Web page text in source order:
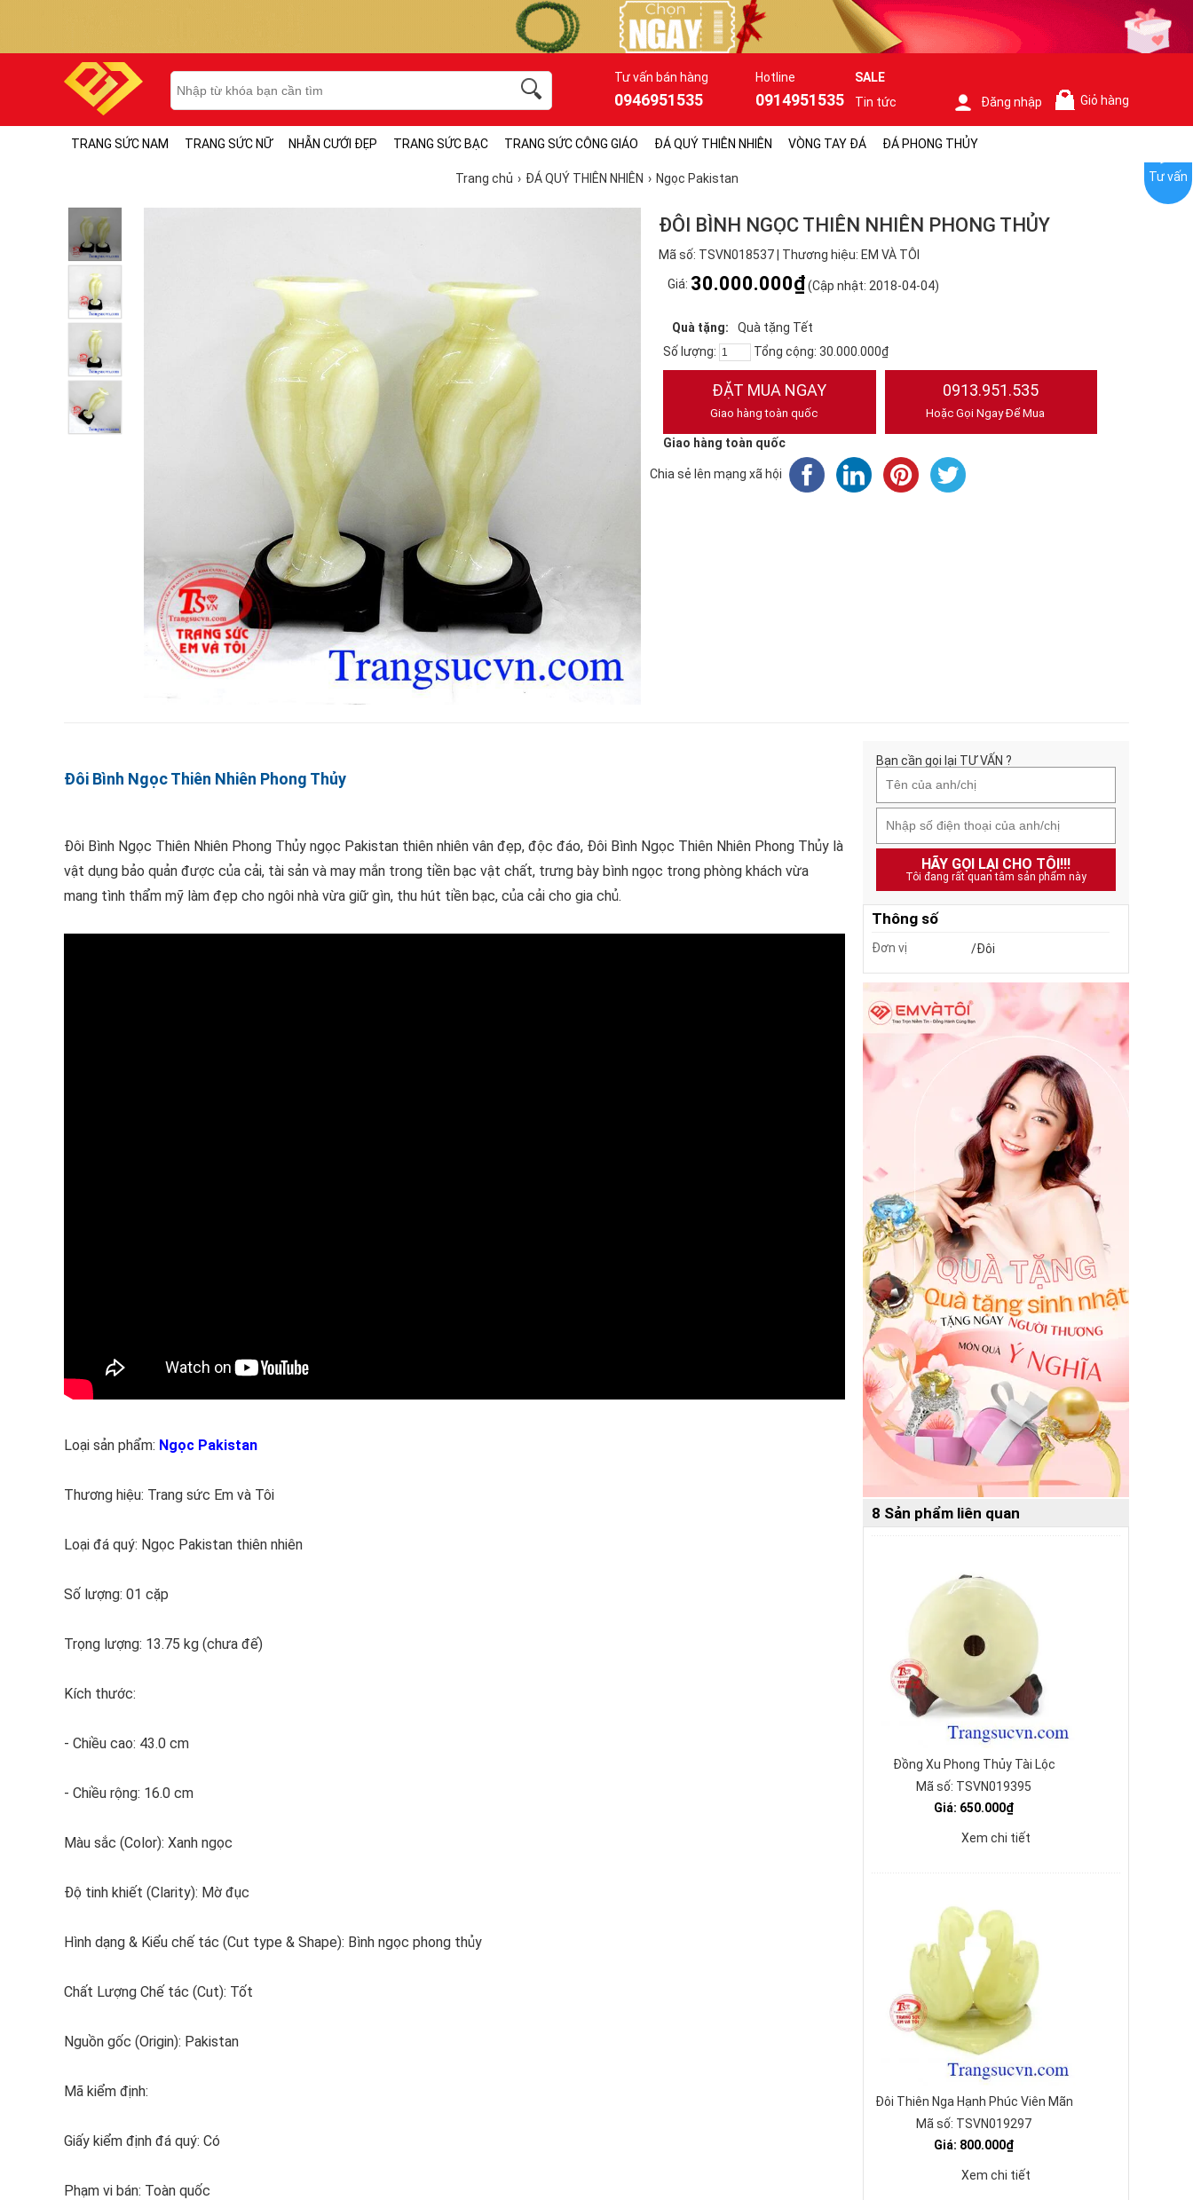
Tư vấn bán hàng
0946951535
Hotline
0914951535
SALE
Tin tức
Đăng nhập Giỏ hàng
TRANG SỨC NAM TRANG SỨC NỮ NHẪN CƯỚI ĐẸP TRANG SỨC BẠC TRANG SỨC CÔNG GIÁO ĐÁ QUÝ THIÊN NHIÊN VÒNG TAY ĐÁ ĐÁ PHONG THỦY
Trang chủ ĐÁ QUÝ THIÊN NHIÊN Ngọc Pakistan
ĐÔI BÌNH NGỌC THIÊN NHIÊN PHONG THỦY
Mã số: TSVN018537 | Thương hiệu: EM VÀ TÔI
Giá: 30.000.000₫(Cập nhật: 2018-04-04)
Quà tặng:
Quà tặng Tết
Số lượng:
Tổng cộng: 30.000.000₫
ĐẶT MUA NGAY
Giao hàng toàn quốc
0913.951.535
Hoặc Gọi Ngay Để Mua
Giao hàng toàn quốc
Chia sẻ lên mạng xã hội
Đôi Bình Ngọc Thiên Nhiên Phong Thủy
Đôi Bình Ngọc Thiên Nhiên Phong Thủy ngọc Pakistan thiên nhiên vân đẹp, độc đáo, Đôi Bình Ngọc Thiên Nhiên Phong Thủy là
vật dụng bảo quản được của cải, tài sản và may mắn trong tiền bạc vật chất, trưng bày bình ngọc trong phòng khách vừa
mang tình thẩm mỹ làm đẹp cho ngôi nhà vừa giữ gìn, thu hút tiền bạc, của cải cho gia chủ.
Loại sản phẩm: Ngọc Pakistan
Thương hiệu: Trang sức Em và Tôi
Loại đá quý: Ngọc Pakistan thiên nhiên
Số lượng: 01 cặp
Trọng lượng: 13.75 kg (chưa đế)
Kích thước:
- Chiều cao: 43.0 cm
- Chiều rộng: 16.0 cm
Màu sắc (Color): Xanh ngọc
Độ tinh khiết (Clarity): Mờ đục
Hình dạng & Kiểu chế tác (Cut type & Shape): Bình ngọc phong thủy
Chất Lượng Chế tác (Cut): Tốt
Nguồn gốc (Origin): Pakistan
Mã kiểm định:
Giấy kiểm định đá quý: Có
Phạm vi bán: Toàn quốc
Bạn cần gọi lại TƯ VẤN ?
HÃY GỌI LẠI CHO TÔI!!!
Tôi đang rất quan tâm sản phẩm này
Thông số
Đơn vị /Đôi
8 Sản phẩm liên quan
Đồng Xu Phong Thủy Tài Lộc
Mã số: TSVN019395
Giá: 650.000₫
Xem chi tiết
Đôi Thiên Nga Hạnh Phúc Viên Mãn
Mã số: TSVN019297
Giá: 800.000₫
Xem chi tiết
Tư vấn